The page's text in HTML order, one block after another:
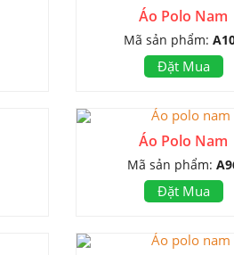
Áo Polo Nam
Mã sản phẩm:
Đặt Mua
Áo Polo Nam
Mã sản phẩm:
Đặt Mua